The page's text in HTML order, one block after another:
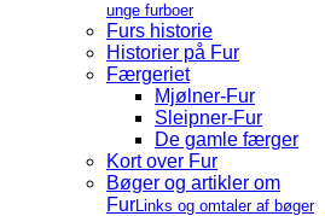
unge furboer
Furs historie
Historier på Fur
Færgeriet
Mjølner-Fur
Sleipner-Fur
De gamle færger
Kort over Fur
Bøger og artikler om
FurLinks og omtaler af bøger